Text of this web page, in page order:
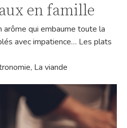
en famille
arôme qui embaume toute la
avec impatience… Les plats
, La viande